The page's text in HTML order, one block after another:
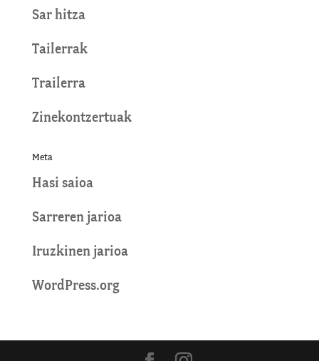
Sar hitza
Tailerrak
Trailerra
Zinekontzertuak
Meta
Hasi saioa
Sarreren jarioa
Iruzkinen jarioa
WordPress.org